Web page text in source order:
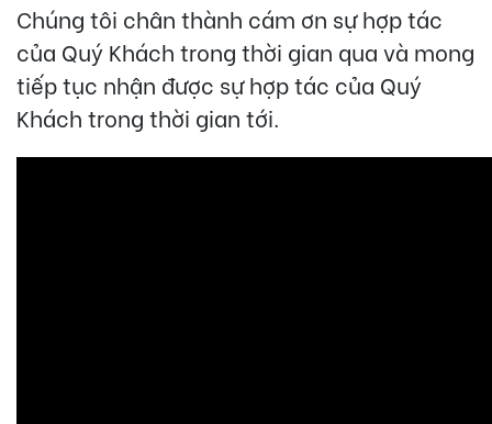
Chúng tôi chân thành cám ơn sự hợp tác
của Quý Khách trong thời gian qua và mong
tiếp tục nhận được sự hợp tác của Quý
Khách trong thời gian tới.